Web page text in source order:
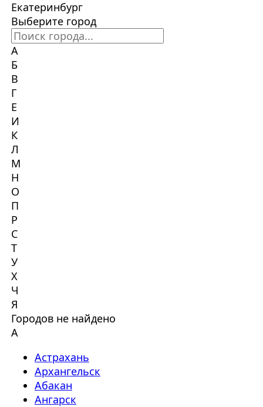
Екатеринбург
Выберите город
А
Б
В
Г
Е
И
К
Л
М
Н
О
П
Р
С
Т
У
Х
Ч
Я
Городов не найдено
А
Астрахань
Архангельск
Абакан
Ангарск